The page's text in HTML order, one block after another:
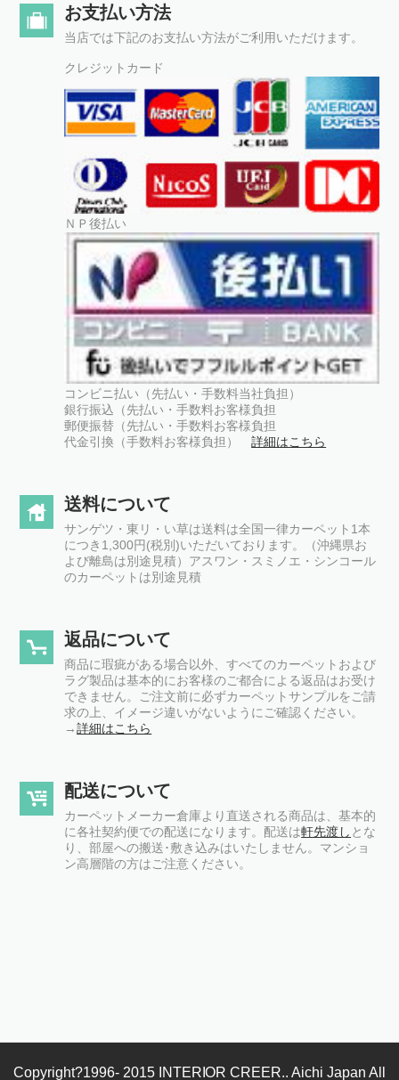
お支払い方法
当店では下記のお支払い方法がご利用いただけます。
クレジットカード
ＮＰ後払い
コンビニ払い（先払い・手数料当社負担）
銀行振込（先払い・手数料お客様負担
郵便振替（先払い・手数料お客様負担
代金引換（手数料お客様負担）詳細はこちら
送料について
サンゲツ・東リ・い草は送料は全国一律カーペット1本
につき1,300円(税別)いただいております。（沖縄県お
よび離島は別途見積）アスワン・スミノエ・シンコール
のカーペットは別途見積
返品について
商品に瑕疵がある場合以外、すべてのカーペットおよび
ラグ製品は基本的にお客様のご都合による返品はお受け
できません。ご注文前に必ずカーペットサンプルをご請
求の上、イメージ違いがないようにご確認ください。
→詳細はこちら
配送について
カーペットメーカー倉庫より直送される商品は、基本的
に各社契約便での配送になります。配送は軒先渡し とな
り、部屋への搬送･敷き込みはいたしません。マンショ
ン高層階の方はご注意ください。
Copyright?1996- 2015 INTERIOR CREER.. Aichi Japan All